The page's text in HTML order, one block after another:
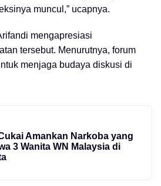
muncul,” ucapnya.
mengapresiasi
tersebut. Menurutnya, forum
menjaga budaya diskusi di
Amankan Narkoba yang
3 Wanita WN Malaysia di